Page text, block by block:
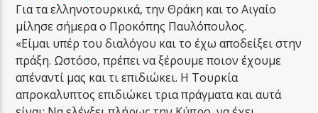
LA FAMIGLIA ΝΗΣΙΩΤΙΚΑ
Για τα ελληνοτουρκικά, την Θράκη και το Αιγαίο
μίλησε σήμερα ο Προκόπης Παυλόπουλος.
«Είμαι υπέρ του διαλόγου και το έχω αποδείξει στην
πράξη. Ωστόσο, πρέπει να ξέρουμε ποιον έχουμε
απέναντί μας και τι επιδιώκει. Η Τουρκία
απροκαλυπτος επιδιώκει τρια πράγματα και αυτά